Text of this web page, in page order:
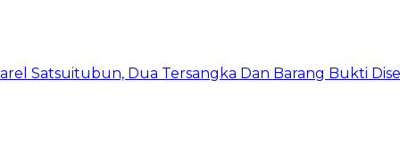
Satsuitubun, Dua Tersangka Dan Barang Bukti